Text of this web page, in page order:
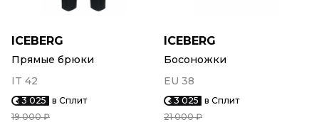
ICEBERG
Прямые брюки
IT 42
3 025 в Сплит
19 000 ₽
ICEBERG
Босоножки
EU 38
3 025 в Сплит
21 000 ₽